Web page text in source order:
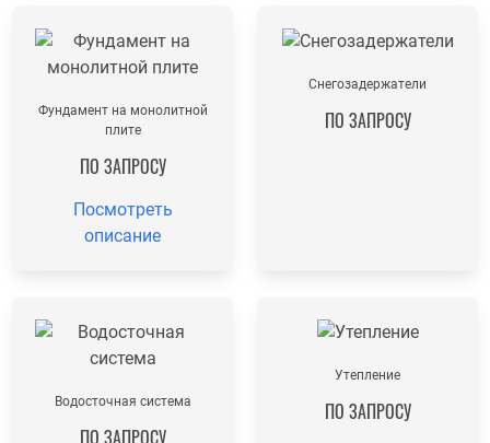
Фундамент на монолитной
плите
ПО ЗАПРОСУ
Посмотреть
описание
Снегозадержатели
ПО ЗАПРОСУ
Водосточная система
ПО ЗАПРОСУ
Утепление
ПО ЗАПРОСУ